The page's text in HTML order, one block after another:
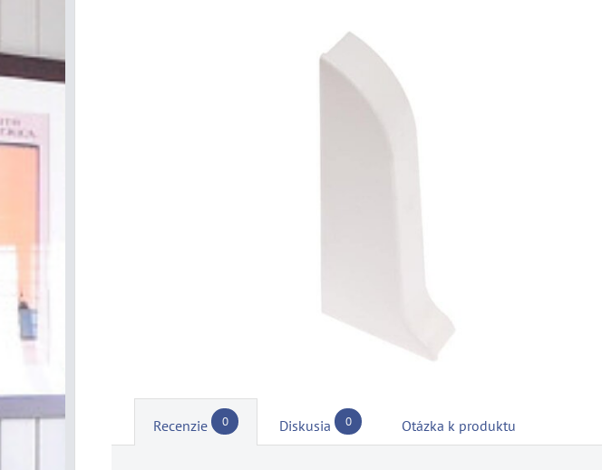
Recenzie 0 Diskusia 0 Otázka k produktu